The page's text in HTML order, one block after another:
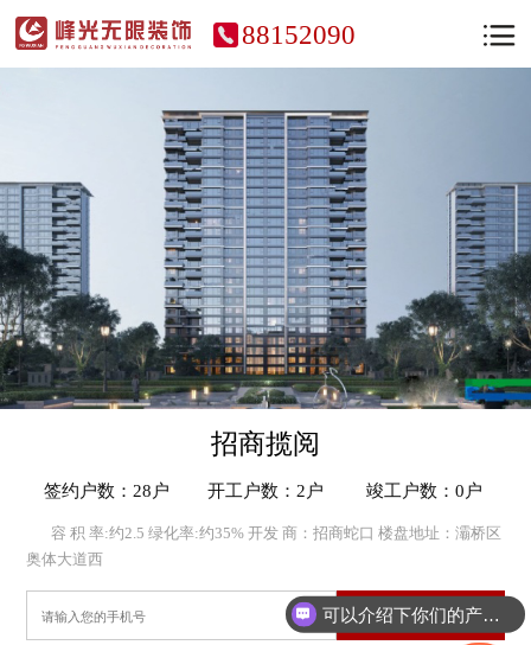
88152090
招商揽阅
签约户数：28户 开工户数：2户 竣工户数：0户
容 积 率:约2.5 绿化率:约35% 开发 商：招商蛇口 楼盘地址：灞桥区
奥体大道西
专属全屋设计可以介绍下你们的产品么？